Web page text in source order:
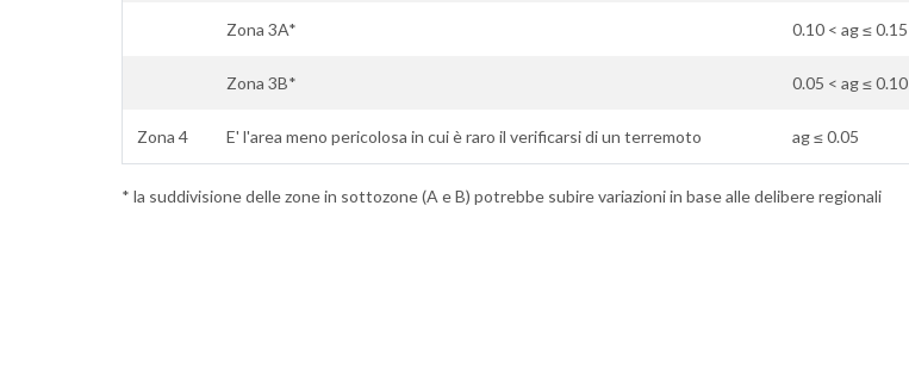
Zona 3A* 0.10 < ag ≤ 0.15
Zona 3B* 0.05 < ag ≤ 0.10
Zona 4 E' l'area meno pericolosa in cui è raro il verificarsi di un terremoto ag ≤ 0.05
* la suddivisione delle zone in sottozone (A e B) potrebbe subire variazioni in base alle delibere regionali